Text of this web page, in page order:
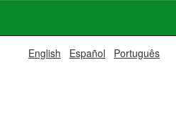
English Español Português